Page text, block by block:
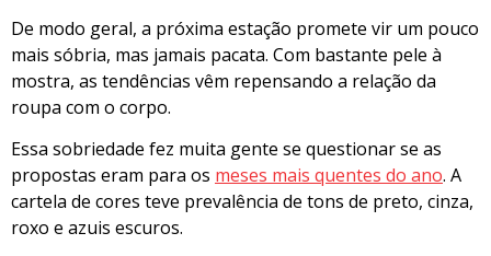
De modo geral, a próxima estação promete vir um pouco
mais sóbria, mas jamais pacata. Com bastante pele à
mostra, as tendências vêm repensando a relação da
roupa com o corpo.
Essa sobriedade fez muita gente se questionar se as
propostas eram para os meses mais quentes do ano. A
cartela de cores teve prevalência de tons de preto, cinza,
roxo e azuis escuros.